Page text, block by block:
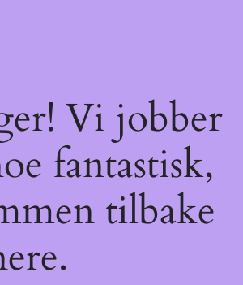
Vi jobber
fantastisk,
tilbake